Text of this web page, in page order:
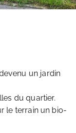
un jardin
du quartier.
le terrain un bio-